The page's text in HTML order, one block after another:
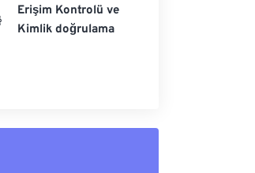
Erişim Kontrolü ve
Kimlik doğrulama